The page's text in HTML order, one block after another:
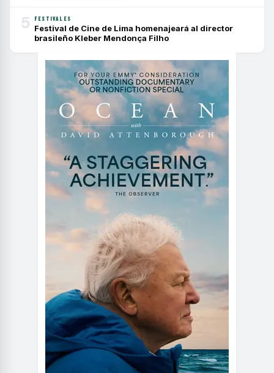
5 FESTIVALES
Festival de Cine de Lima homenajeará al director
brasileño Kleber Mendonça Filho